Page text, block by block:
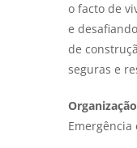
o facto de
e
de
seguras e
Emergência